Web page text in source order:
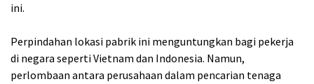
ini.
Perpindahan lokasi pabrik ini menguntungkan bagi pekerja
di negara seperti Vietnam dan Indonesia. Namun,
perlombaan antara perusahaan dalam pencarian tenaga